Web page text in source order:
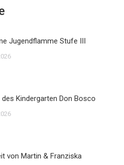
Jugendflamme Stufe III
des Kindergarten Don Bosco
von Martin & Franziska